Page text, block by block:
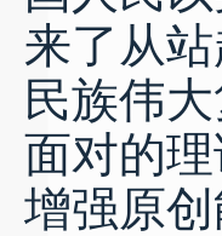
来了从
民族伟
面对的
增强原